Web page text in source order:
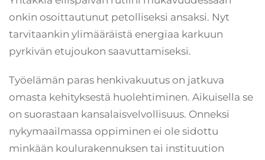
onkin osoittautunut petolliseksi ansaksi. Nyt
tarvitaankin ylimääräistä energiaa karkuun
pyrkivän etujoukon saavuttamiseksi.
Työelämän paras henkivakuutus on jatkuva
omasta kehityksestä huolehtiminen. Aikuisella se
on suorastaan kansalaisvelvollisuus. Onneksi
nykymaailmassa oppiminen ei ole sidottu
minkään koulurakennuksen tai instituution